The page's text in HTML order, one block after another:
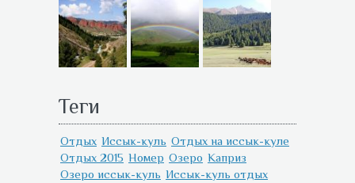
Теги
Отдых Иссык-куль Отдых на иссык-куле
Отдых 2015 Номер Озеро Каприз
Озеро иссык-куль Иссык-куль отдых